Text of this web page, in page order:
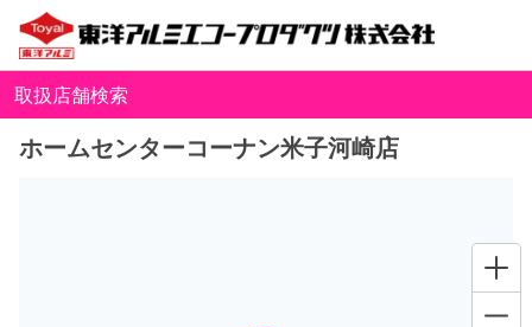
取扱店舗検索
ホームセンターコーナン米子河崎店